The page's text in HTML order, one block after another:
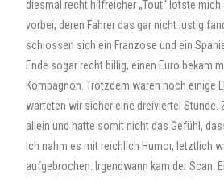
diesmal recht hilfreicher „Tout“ lotste mich
vorbei, deren Fahrer das gar nicht lustig
schlossen sich ein Franzose und ein
Ende sogar recht billig, einen Euro bekam
Kompagnon. Trotzdem waren noch einige
warteten wir sicher eine dreiviertel Stunde.
allein und hatte somit nicht das Gefühl,
Ich nahm es mit reichlich Humor, letztlich
aufgebrochen. Irgendwann kam der Scan.